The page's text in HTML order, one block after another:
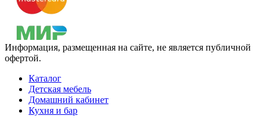
Информация, размещенная на сайте, не является публичной
офертой.
Каталог
Детская мебель
Домашний кабинет
Кухня и бар